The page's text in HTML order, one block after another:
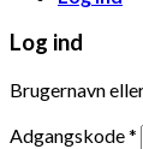
Log ind
Brugernavn
Adgangskode*